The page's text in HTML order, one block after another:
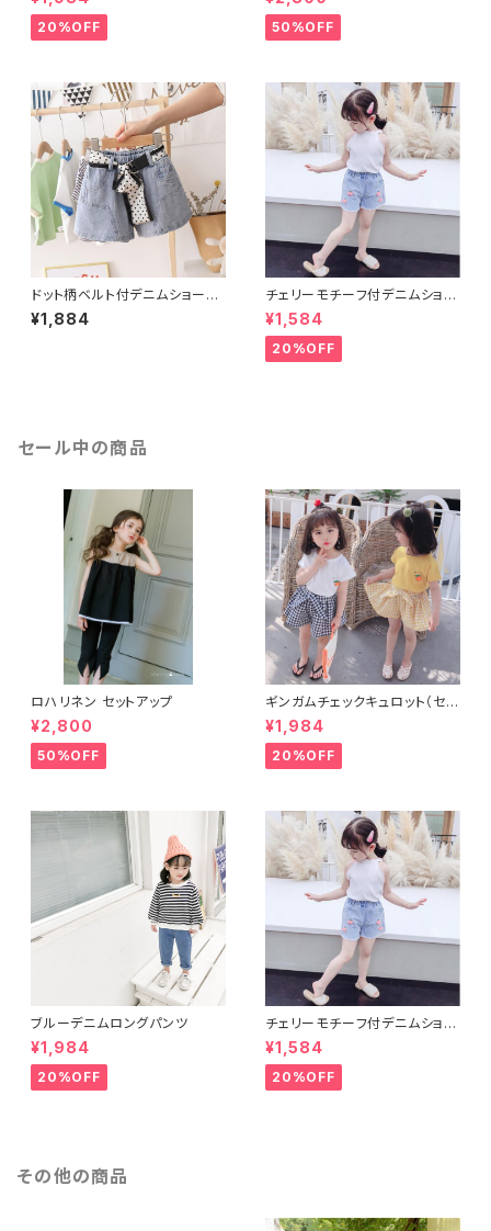
20%OFF 50%OFF
ドット柄ベルト付デニムショート
パンツ
¥1,884
チェリーモチーフ付デニムショー
トパンツ
¥1,584
20%OFF
セール中の商品
ロハリネン セットアップ
¥2,800
50%OFF
ギンガムチェックキュロット（セッ
トアップ）
¥1,984
20%OFF
ブルーデニムロングパンツ
¥1,984
20%OFF
チェリーモチーフ付デニムショー
トパンツ
¥1,584
20%OFF
その他の商品